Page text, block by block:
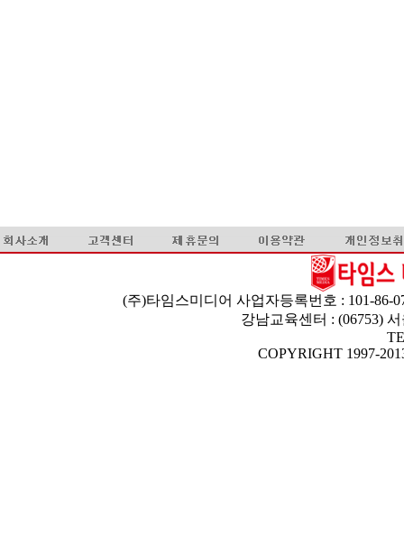
(주)타임스미디어 사업자등록번호 : 101-86-
강남교육센터 : (06753)
COPYRIGHT 1997-